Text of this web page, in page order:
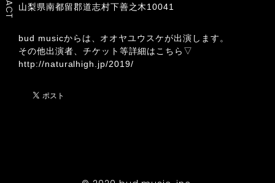
山梨県南都留郡道志村下善之木10041
bud musicからは、オオヤユウスケが出演します。
その他出演者、チケット等詳細はこちら▽
http://naturalhigh.jp/2019/